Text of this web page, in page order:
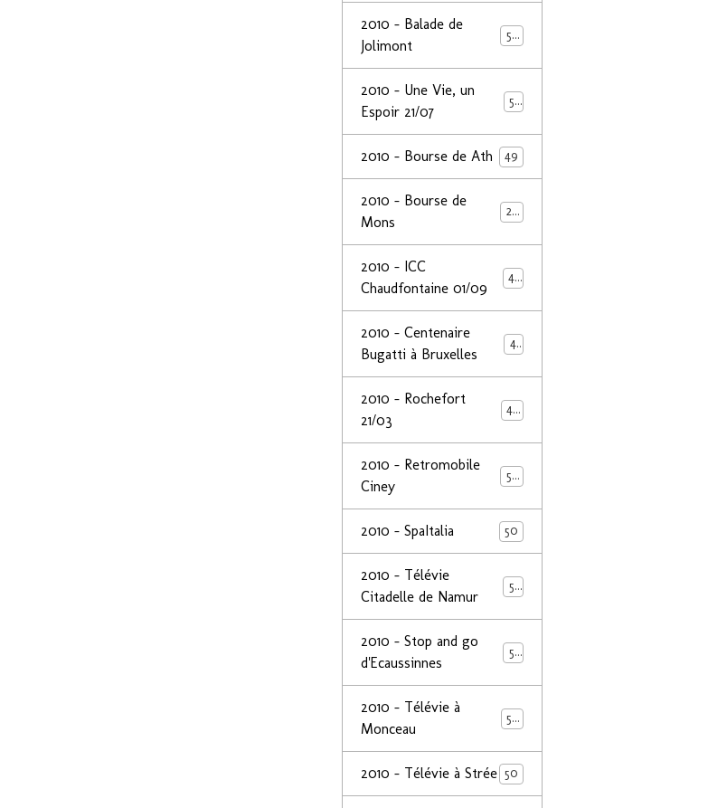
2010 - Balade de
Jolimont
50
2010 - Une Vie, un
Espoir 21/07
53
2010 - Bourse de Ath 49
2010 - Bourse de
Mons
29
2010 - ICC
Chaudfontaine 01/09
44
2010 - Centenaire
Bugatti à Bruxelles
44
2010 - Rochefort
21/03
47
2010 - Retromobile
Ciney
50
2010 - SpaItalia 50
2010 - Télévie
Citadelle de Namur
50
2010 - Stop and go
d'Ecaussinnes
50
2010 - Télévie à
Monceau
50
2010 - Télévie à Strée 50